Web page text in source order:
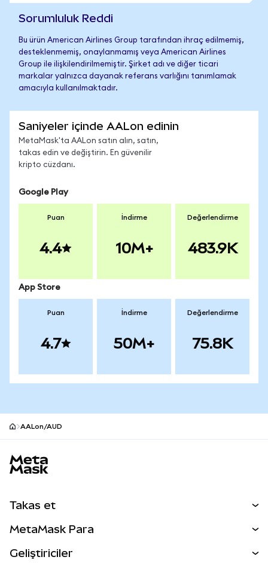
Sorumluluk Reddi
Bu ürün American Airlines Group tarafından ihraç edilmemiş,
desteklenmemiş, onaylanmamış veya American Airlines
Group ile ilişkilendirilmemiştir. Şirket adı ve diğer ticari
markalar yalnızca dayanak referans varlığını tanımlamak
amacıyla kullanılmaktadır.
Saniyeler içinde AALon edinin
MetaMask'ta AALon satın alın, satın,
takas edin ve değiştirin. En güvenilir
kripto cüzdanı.
Google Play
Puan
4.4
İndirme
10M+
Değerlendirme
483.9K
App Store
Puan
4.7
İndirme
50M+
Değerlendirme
75.8K
AALon/AUD
Takas et
Perps
MetaMask Para
Geliştiriciler